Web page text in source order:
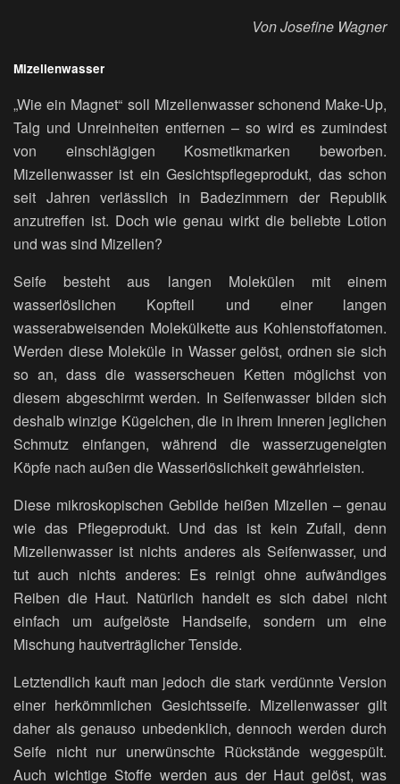
Von Josefine Wagner
Mizellenwasser
„Wie ein Magnet“ soll Mizellenwasser schonend Make-Up,
Talg und Unreinheiten entfernen – so wird es zumindest
von einschlägigen Kosmetikmarken beworben.
Mizellenwasser ist ein Gesichtspflegeprodukt, das schon
seit Jahren verlässlich in Badezimmern der Republik
anzutreffen ist. Doch wie genau wirkt die beliebte Lotion
und was sind Mizellen?
Seife besteht aus langen Molekülen mit einem
wasserlöslichen Kopfteil und einer langen
wasserabweisenden Molekülkette aus Kohlenstoffatomen.
Werden diese Moleküle in Wasser gelöst, ordnen sie sich
so an, dass die wasserscheuen Ketten möglichst von
diesem abgeschirmt werden. In Seifenwasser bilden sich
deshalb winzige Kügelchen, die in ihrem Inneren jeglichen
Schmutz einfangen, während die wasserzugeneigten
Köpfe nach außen die Wasserlöslichkeit gewährleisten.
Diese mikroskopischen Gebilde heißen Mizellen – genau
wie das Pflegeprodukt. Und das ist kein Zufall, denn
Mizellenwasser ist nichts anderes als Seifenwasser, und
tut auch nichts anderes: Es reinigt ohne aufwändiges
Reiben die Haut. Natürlich handelt es sich dabei nicht
einfach um aufgelöste Handseife, sondern um eine
Mischung hautverträglicher Tenside.
Letztendlich kauft man jedoch die stark verdünnte Version
einer herkömmlichen Gesichtsseife. Mizellenwasser gilt
daher als genauso unbedenklich, dennoch werden durch
Seife nicht nur unerwünschte Rückstände weggespült.
Auch wichtige Stoffe werden aus der Haut gelöst, was